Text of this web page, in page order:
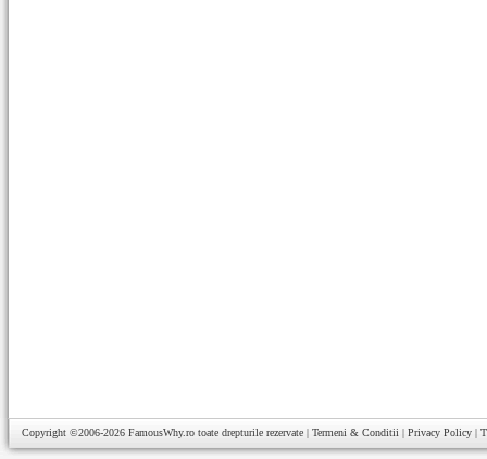
Copyright ©2006-2026 FamousWhy.ro toate drepturile rezervate | Termeni & Conditii | Privacy Policy |